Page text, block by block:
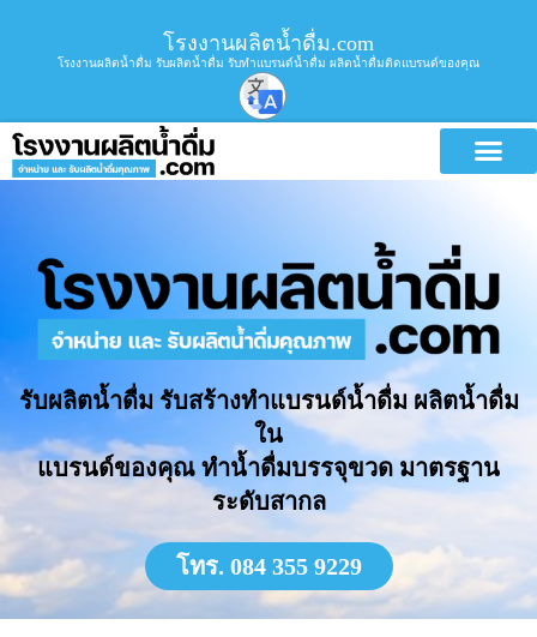
โรงงานผลิตน้ำดื่ม.com
โรงงานผลิตน้ำดื่ม รับผลิตน้ำดื่ม รับทำแบรนด์น้ำดื่ม ผลิตน้ำดื่มติดแบรนด์ของคุณ
รับผลิตน้ำดื่ม รับสร้างทำแบรนด์น้ำดื่ม ผลิตน้ำดื่ม
ใน
แบรนด์ของคุณ ทำน้ำดื่มบรรจุขวด มาตรฐาน
ระดับสากล
โทร. 084 355 9229